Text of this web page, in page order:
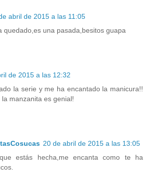
abril de 2015 a las 11:05
quedado,es una pasada,besitos guapa
de 2015 a las 12:32
la serie y me ha encantado la manicura!!
manzanita es genial!
20 de abril de 2015 a las 13:05
estás hecha,me encanta como te ha